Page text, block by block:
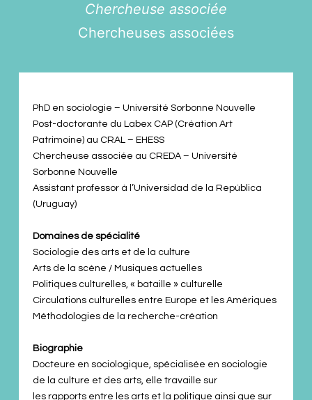
Chercheuse associée
Chercheuses associées
PhD en sociologie – Université Sorbonne Nouvelle
Post-doctorante du Labex CAP (Création Art
Patrimoine) au CRAL – EHESS
Chercheuse associée au CREDA – Université
Sorbonne Nouvelle
Assistant professor à l’Universidad de la República
(Uruguay)
Domaines de spécialité
Sociologie des arts et de la culture
Arts de la scène / Musiques actuelles
Politiques culturelles, « bataille » culturelle
Circulations culturelles entre Europe et les Amériques
Méthodologies de la recherche-création
Biographie
Docteure en sociologique, spécialisée en sociologie
de la culture et des arts, elle travaille sur
les rapports entre les arts et la politique ainsi que sur